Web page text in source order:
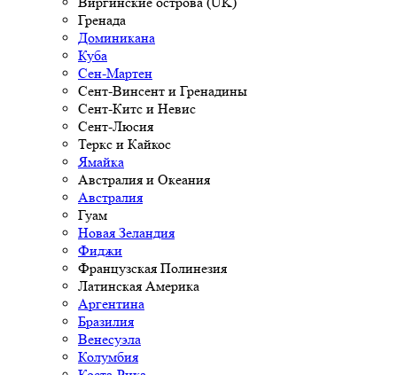
Гренада
Доминикана
Куба
Сен-Мартен
Сент-Винсент и Гренадины
Сент-Китс и Невис
Сент-Люсия
Теркс и Кайкос
Ямайка
Австралия и Океания
Австралия
Гуам
Новая Зеландия
Фиджи
Французская Полинезия
Латинская Америка
Аргентина
Бразилия
Венесуэла
Колумбия